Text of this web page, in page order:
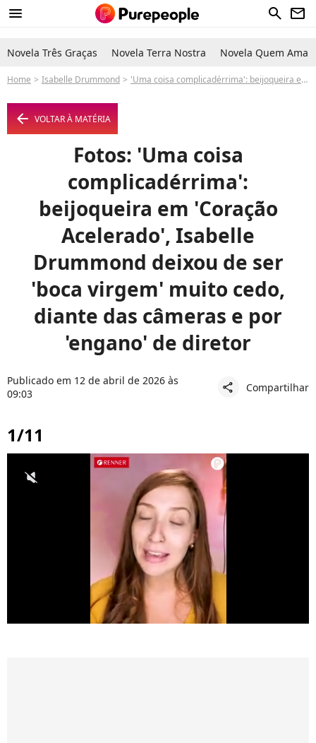
menu search newsletter
Novela Três Graças Novela Terra Nostra Novela Quem Ama
Home Isabelle Drummond 'Uma coisa complicadérrima': beijoqueira em 'Coração Acelerado', Isabelle Drummond deixou de ser 'boca virgem' muito cedo, diante das câmeras e por 'engano' de diretor
arrow_left VOLTAR À MATÉRIA
Fotos: 'Uma coisa
complicadérrima':
beijoqueira em 'Coração
Acelerado', Isabelle
Drummond deixou de ser
'boca virgem' muito cedo,
diante das câmeras e por
'engano' de diretor
Publicado em 12 de abril de 2026 às
09:03
share Compartilhar
1/11